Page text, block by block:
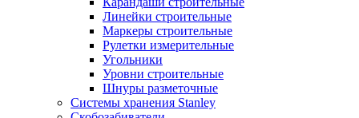
Линейки строительные
Маркеры строительные
Рулетки измерительные
Угольники
Уровни строительные
Шнуры разметочные
Системы хранения Stanley